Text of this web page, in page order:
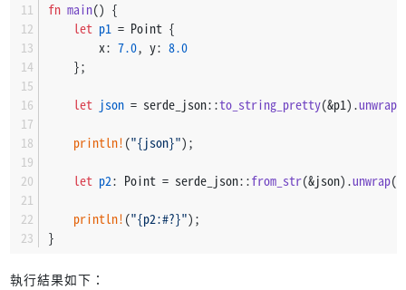
fn main() {
let p1 = Point {
        x:
7.0, y: 8.0
    };
let json = serde_json::to_string_pretty(&p1).unwrap
println! ("{json}");
let p2: Point = serde_json::from_str(&json).unwrap
println! ("{p2:#?}");
}
執行結果如下：